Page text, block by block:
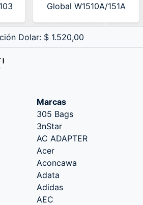
Global W1510A/151A
(W1510ACOMP)
Dolar: $ 1.520,00
Marcas
305 Bags
3nStar
AC ADAPTER
Acer
Aconcawa
Adata
Adidas
AEC